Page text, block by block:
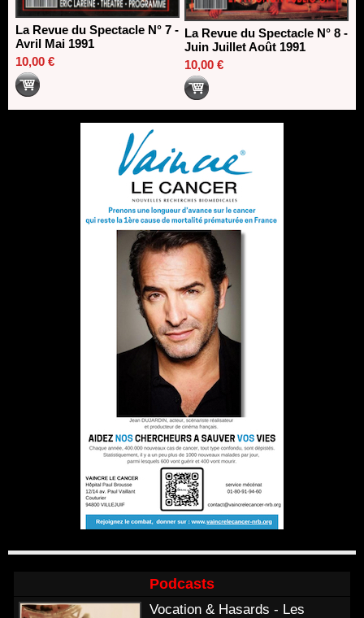
La Revue du Spectacle N° 7 -
Avril Mai 1991
10,00 €
La Revue du Spectacle N° 8 -
Juin Juillet Août 1991
10,00 €
Podcasts
Vocation & Hasards - Les